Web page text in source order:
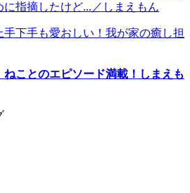
指摘したけど...／しまえもん
手下手も愛おしい！我が家の癒し担
ねことのエピソード満載！しまえも